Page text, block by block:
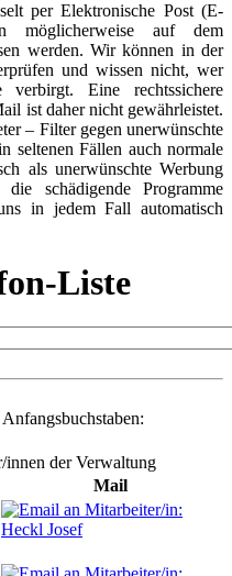
per Elektronische Post (E-
möglicherweise auf dem
werden. Wir können in der
und wissen nicht, wer
Eine rechtssichere
ist daher nicht gewährleistet.
– Filter gegen unerwünschte
seltenen Fällen auch normale
als unerwünschte Werbung
schädigende Programme
in jedem Fall automatisch
Liste
innen der Verwaltung
Mail